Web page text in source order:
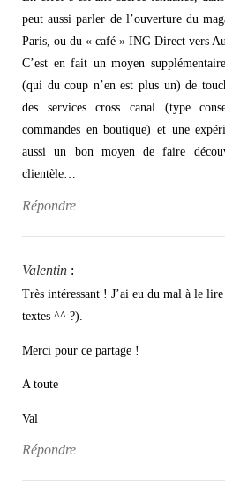
peut aussi parler de l’ouverture du
Paris, ou du « café » ING Direct vers
C’est en fait un moyen
(qui du coup n’en est plus un) de
des services cross canal (type
commandes en boutique) et une
aussi un bon moyen de faire
clientèle…
Répondre
Valentin :
Très intéressant ! J’ai eu du mal à le
textes ^^ ?).
Merci pour ce partage !
A toute
Val
Répondre